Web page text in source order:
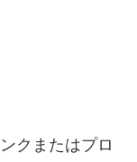
クまたはプロ